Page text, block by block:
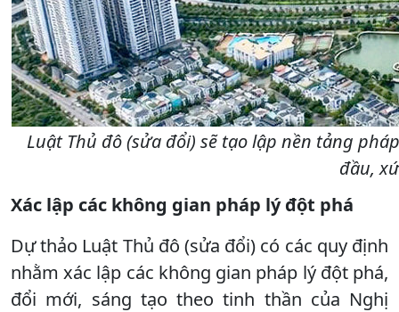
Luật Thủ đô (sửa đổi) sẽ tạo lập nền tảng
đầu,
Xác lập các không gian pháp lý đột phá
Dự thảo Luật Thủ đô (sửa đổi) có các quy định
nhằm xác lập các không gian pháp lý đột phá,
đổi mới, sáng tạo theo tinh thần của Nghị